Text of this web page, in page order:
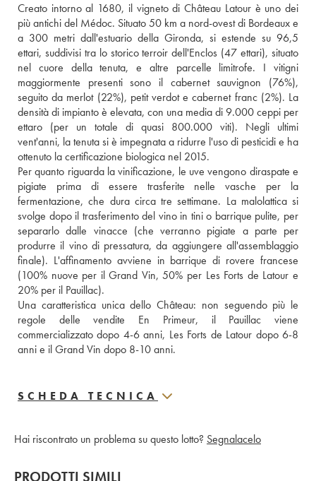
Creato intorno al 1680, il vigneto di Château Latour è uno dei
più antichi del Médoc. Situato 50 km a nord-ovest di Bordeaux e
a 300 metri dall'estuario della Gironda, si estende su 96,5
ettari, suddivisi tra lo storico terroir dell'Enclos (47 ettari), situato
nel cuore della tenuta, e altre parcelle limitrofe. I vitigni
maggiormente presenti sono il cabernet sauvignon (76%),
seguito da merlot (22%), petit verdot e cabernet franc (2%). La
densità di impianto è elevata, con una media di 9.000 ceppi per
ettaro (per un totale di quasi 800.000 viti). Negli ultimi
vent'anni, la tenuta si è impegnata a ridurre l'uso di pesticidi e ha
ottenuto la certificazione biologica nel 2015.
Per quanto riguarda la vinificazione, le uve vengono diraspate e
pigiate prima di essere trasferite nelle vasche per la
fermentazione, che dura circa tre settimane. La malolattica si
svolge dopo il trasferimento del vino in tini o barrique pulite, per
separarlo dalle vinacce (che verranno pigiate a parte per
produrre il vino di pressatura, da aggiungere all'assemblaggio
finale). L'affinamento avviene in barrique di rovere francese
(100% nuove per il Grand Vin, 50% per Les Forts de Latour e
20% per il Pauillac).
Una caratteristica unica dello Château: non seguendo più le
regole delle vendite En Primeur, il Pauillac viene
commercializzato dopo 4-6 anni, Les Forts de Latour dopo 6-8
anni e il Grand Vin dopo 8-10 anni.
SCHEDA TECNICA
Hai riscontrato un problema su questo lotto? Segnalacelo
PRODOTTI SIMILI